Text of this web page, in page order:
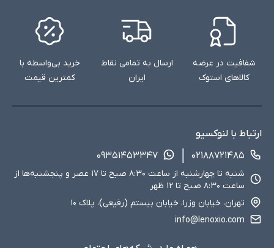
شفافیت در عرضه
کالاهای استوک
ارسال به تمامی نقاط
ایران
خرید بی‌واسطه با
کمترین قیمت
ارتباط با لنوکسیو
۰۲۱۸۸۷۲۱۴۸۵
۰۹۳۵۱۴۵۳۳۴۷
شنبه تا چهارشنبه از ساعت ۸:۳۰ صبح تا ۱۷ عصر و پنجشنبه‌ها از
ساعت ۸:۳۰ صبح تا ۱۲ ظهر
تهران، خیابان وزرا، خیابان بیستم (رفیعی)، پلاک ۱۰
info@lenoxio.com